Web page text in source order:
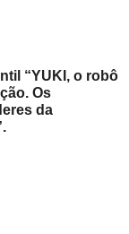
“YUKI, o robô
Os
da